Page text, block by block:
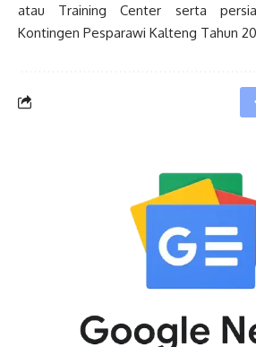
atau Training Center serta
Kontingen Pesparawi Kalteng Tahun